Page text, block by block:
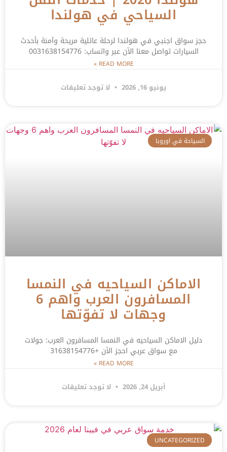
السياحي في هولندا
حجز سواق اجنبي في هولندا لرحلة عائلية مريحة وآمنة بأحدث
السيارات تواصل معنا الآن عبر واتساب: 0031638154776
READ MORE »
يونيو 16, 2026 لا توجد تعليقات
السياحة في اوروبا
الاماكن السياحيه في النمسا
المسافرون العرب واهم 6
وجهات لا تفوّتها
دليل الاماكن السياحيه في النمسا المسافرون العرب: جولات
مع سواق عربي احجز الآن +31638154776
READ MORE »
أبريل 24, 2026 لا توجد تعليقات
UNCATEGORIZED